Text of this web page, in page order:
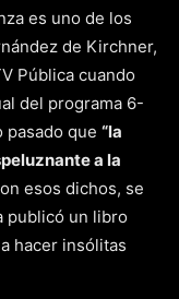
es uno de los
de Kirchner,
Pública cuando
del programa 6-
pasado que “la
a la
esos dichos, se
publicó un libro
hacer insólitas